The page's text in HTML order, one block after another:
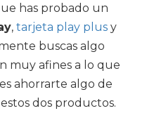
has probado un
, tarjeta play plus y
buscas algo
muy afines a lo que
ahorrarte algo de
dos productos.